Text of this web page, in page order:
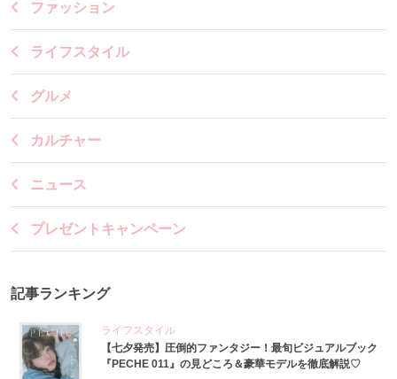
ファッション
ライフスタイル
グルメ
カルチャー
ニュース
プレゼントキャンペーン
記事ランキング
ライフスタイル
【七夕発売】圧倒的ファンタジー！最旬ビジュアルブック
『PECHE 011』の見どころ＆豪華モデルを徹底解説♡